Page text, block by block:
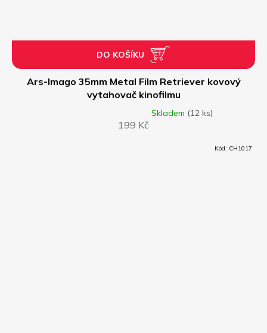
Ars-Imago 35mm Metal Film Retriever kovový
vytahovač kinofilmu
Skladem (12 ks)
199 Kč
DO KOŠÍKU
Kód: CH1017